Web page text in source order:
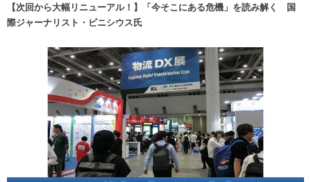
【次回から大幅リニューアル！】「今そこにある危機」を読み解く 国
際ジャーナリスト・ビニシウス氏